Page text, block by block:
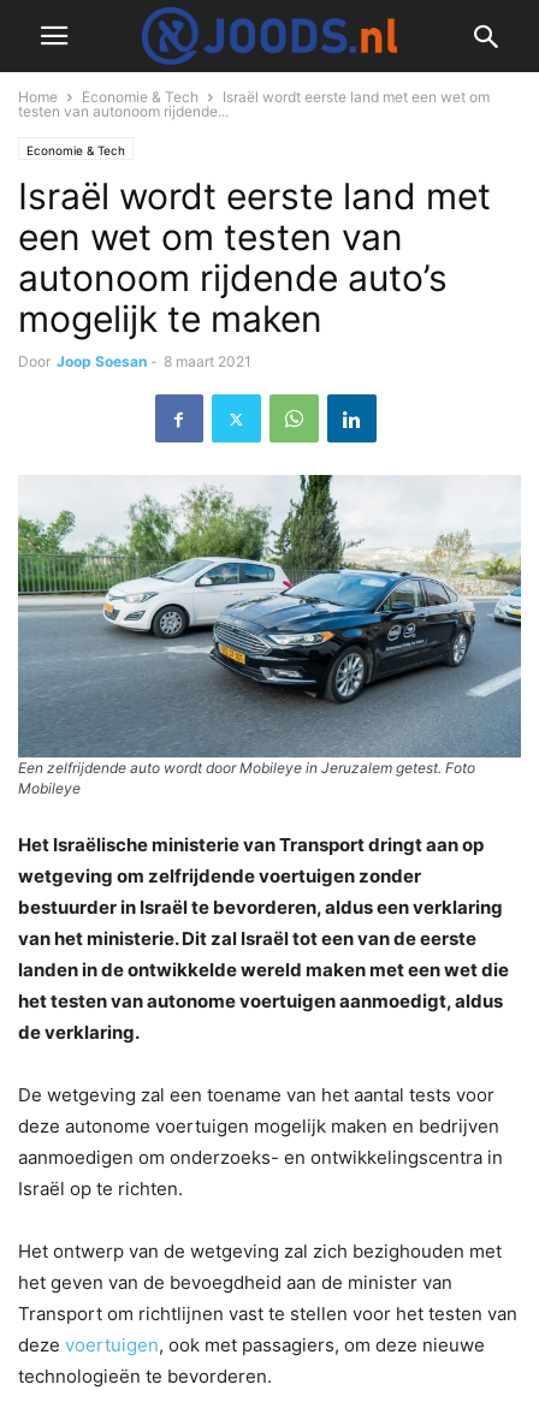
Home Economie & Tech
Israël wordt eerste land met een wet om
testen van autonoom rijdende...
Economie & Tech
Israël wordt eerste land met
een wet om testen van
autonoom rijdende auto’s
mogelijk te maken
Door Joop Soesan - 8 maart 2021
Een zelfrijdende auto wordt door Mobileye in Jeruzalem getest. Foto
Mobileye
Het Israëlische ministerie van Transport dringt aan op
wetgeving om zelfrijdende voertuigen zonder
bestuurder in Israël te bevorderen, aldus een verklaring
van het ministerie. Dit zal Israël tot een van de eerste
landen in de ontwikkelde wereld maken met een wet die
het testen van autonome voertuigen aanmoedigt, aldus
de verklaring.
De wetgeving zal een toename van het aantal tests voor
deze autonome voertuigen mogelijk maken en bedrijven
aanmoedigen om onderzoeks- en ontwikkelingscentra in
Israël op te richten.
Het ontwerp van de wetgeving zal zich bezighouden met
het geven van de bevoegdheid aan de minister van
Transport om richtlijnen vast te stellen voor het testen van
deze voertuigen, ook met passagiers, om deze nieuwe
technologieën te bevorderen.